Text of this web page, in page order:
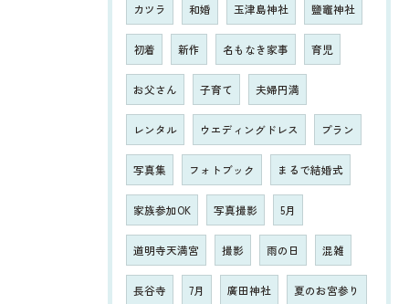
カツラ 和婚 玉津島神社 鹽竈神社
初着 新作 名もなき家事 育児
お父さん 子育て 夫婦円満
レンタル ウエディングドレス プラン
写真集 フォトブック まるで結婚式
家族参加OK 写真撮影 5月
道明寺天満宮 撮影 雨の日 混雑
長谷寺 7月 廣田神社 夏のお宮参り